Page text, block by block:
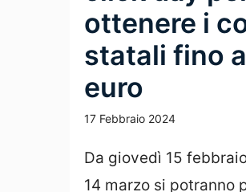
ottenere i
statali fino
euro
17 Febbraio 2024
Da giovedì 15
14 marzo si potranno